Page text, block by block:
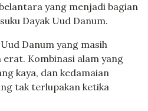
yang menjadi bagian
Dayak Uud Danum.
Danum yang masih
Kombinasi alam yang
kaya, dan kedamaian
tak terlupakan ketika